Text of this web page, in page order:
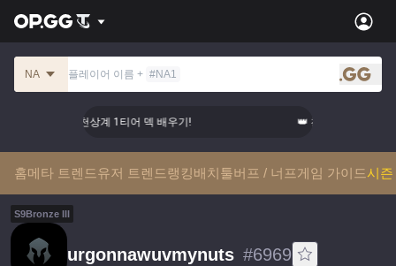
NA 플레이어 이름 + #NA1
.gg
👑 천상계 1티어 덱 배우기! 👑 천상계 1티어 덱 배
홈메타 트렌드유저 트렌드랭킹배치툴버프 / 너프게임 가이드시
S9Bronze III
urgonnawuvmynuts #6969